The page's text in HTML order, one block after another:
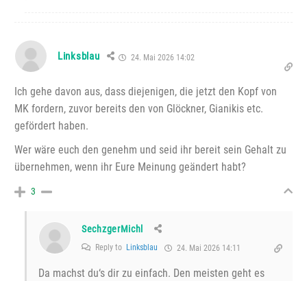
Linksblau 24. Mai 2026 14:02
Ich gehe davon aus, dass diejenigen, die jetzt den Kopf von
MK fordern, zuvor bereits den von Glöckner, Gianikis etc.
gefördert haben.
Wer wäre euch den genehm und seid ihr bereit sein Gehalt zu
übernehmen, wenn ihr Eure Meinung geändert habt?
3
SechzgerMichl
Reply to Linksblau 24. Mai 2026 14:11
Da machst du‘s dir zu einfach. Den meisten geht es